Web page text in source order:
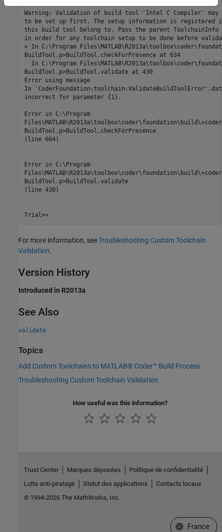
Warning: Validation of build tool 'Intel C Compiler' may
to be set up first. The setup information is registered
this build tool belong to. Pass the parent ToolchainInfo
in order for any toolchain setup to be done before
> In C:\Program
BuildTool.p>BuildTool.checkForPresence at 634
In C:\Program
BuildTool.p>BuildTool.validate at 430
Error using message
In
incorrect for parameter {1}.
Error in C:\Program
BuildTool.p>BuildTool.checkForPresence
(line 664)
Error in C:\Program
BuildTool.p>BuildTool.validate
(line 430)
Trial>>
For more information, seeTroubleshooting Custom Toolchain
Validation.
Version History
Introduced in R2013a
See Also
validate
Topics
Add Custom Toolchains to MATLAB® Coder™ Build Process
Troubleshooting Custom Toolchain Validation
How useful was this information?
Trust Center Marques déposées
Politique de confidentialité
Lutte anti-piratage
Statut des applications
Contacts locaux
© 1994-2026 The MathWorks, Inc.
Sélectionner
France